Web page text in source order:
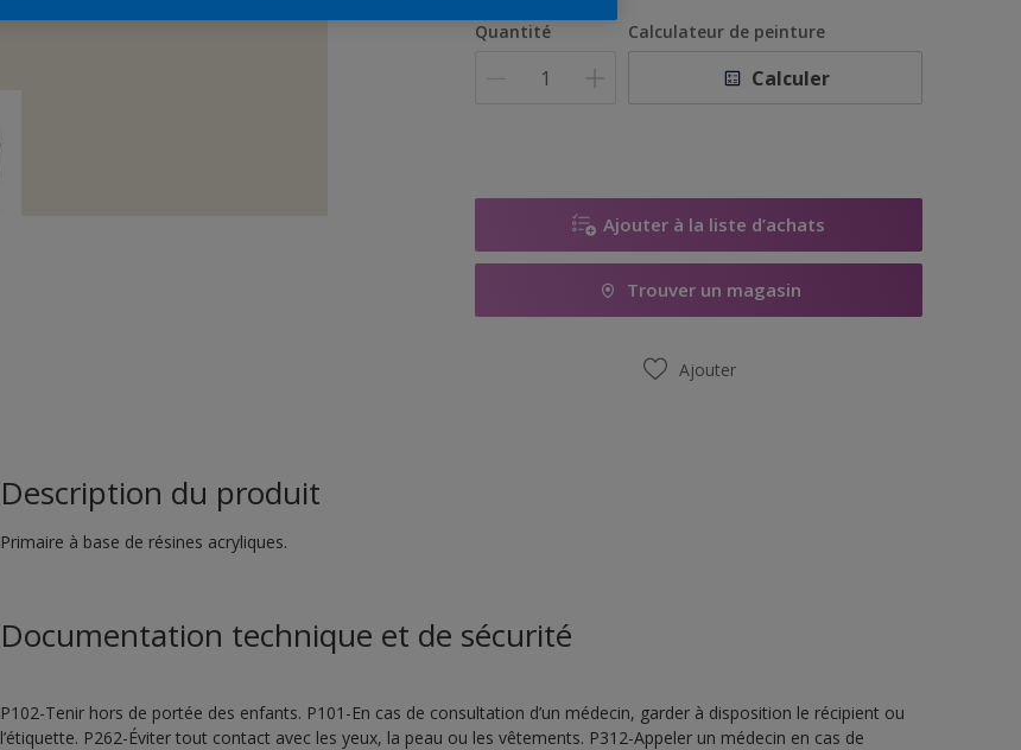
Quantité Calculateur de peinture
Calculer
Ajouter à la liste d’achats
Trouver un magasin
Ajouter
Description du produit
Primaire à base de résines acryliques.
Documentation technique et de sécurité
P102-Tenir hors de portée des enfants. P101-En cas de consultation d’un médecin, garder à disposition le récipient ou
l’étiquette. P262-Éviter tout contact avec les yeux, la peau ou les vêtements. P312-Appeler un médecin en cas de